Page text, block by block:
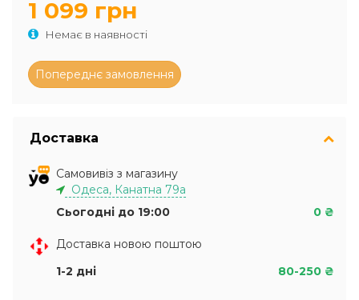
1 099 грн
Немає в наявності
Доставка
Самовивіз з магазину
Одеса, Канатна 79а
Сьогодні до 19:00
0 ₴
Доставка новою поштою
1-2 дні
80-250 ₴